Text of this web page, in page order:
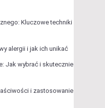
Kluczowe techniki
alergii i jak ich unikać
Jak wybrać i skutecznie
i zastosowanie